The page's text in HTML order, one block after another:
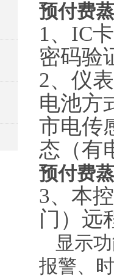
预付费
1、IC
密码验
2、 仪
电池方
市电传
态（有
预付费
3、 本
门 ）远
显示
报警、